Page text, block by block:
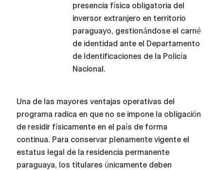
presencia física obligatoria del
inversor extranjero en territorio
paraguayo, gestionándose el carné
de identidad ante el Departamento
de Identificaciones de la Policía
Nacional.
Una de las mayores ventajas operativas del
programa radica en que no se impone la obligación
de residir físicamente en el país de forma
continua. Para conservar plenamente vigente el
estatus legal de la residencia permanente
paraguaya, los titulares únicamente deben